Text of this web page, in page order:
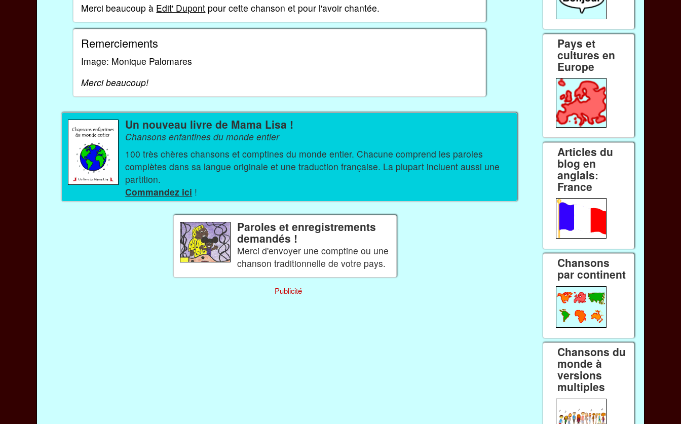
Merci beaucoup à Edit' Dupont pour cette chanson et pour l'avoir chantée.
Remerciements
Image: Monique Palomares
Merci beaucoup!
Un nouveau livre de Mama Lisa !
Chansons enfantines du monde entier
100 très chères chansons et comptines du monde entier. Chacune comprend les paroles
complètes dans sa langue originale et une traduction française. La plupart incluent aussi une
partition.
Commandez ici !
Paroles et enregistrements
demandés !
Merci d'envoyer une comptine ou une
chanson traditionnelle de votre pays.
Publicité
Pays et
cultures en
Europe
Articles du
blog en
anglais:
France
Chansons
par continent
Chansons du
monde à
versions
multiples